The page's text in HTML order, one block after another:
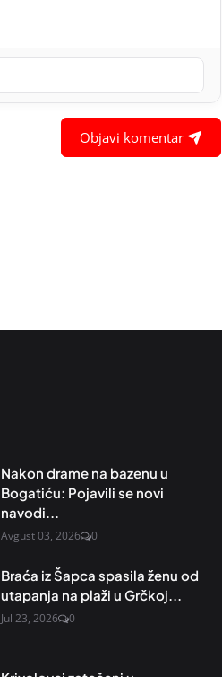
Objavi komentar
Nakon drame na bazenu u
Bogatiću: Pojavili se novi
navodi...
Avgust 03, 2026 0
Braća iz Šapca spasila ženu od
utapanja na plaži u Grčkoj...
Jul 23, 2026 0